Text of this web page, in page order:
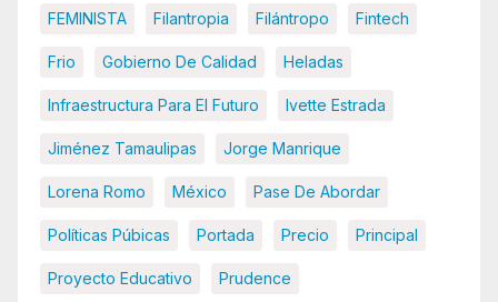
FEMINISTA Filantropia Filántropo Fintech
Frio Gobierno De Calidad Heladas
Infraestructura Para El Futuro Ivette Estrada
Jiménez Tamaulipas Jorge Manrique
Lorena Romo México Pase De Abordar
Políticas Púbicas Portada Precio Principal
Proyecto Educativo Prudence